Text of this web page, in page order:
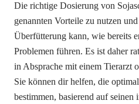
Die richtige Dosierung von
genannten Vorteile zu nutzen
Überfütterung kann, wie bereits
Problemen führen. Es ist daher
in Absprache mit einem Tierarzt
Sie können dir helfen, die
bestimmen, basierend auf